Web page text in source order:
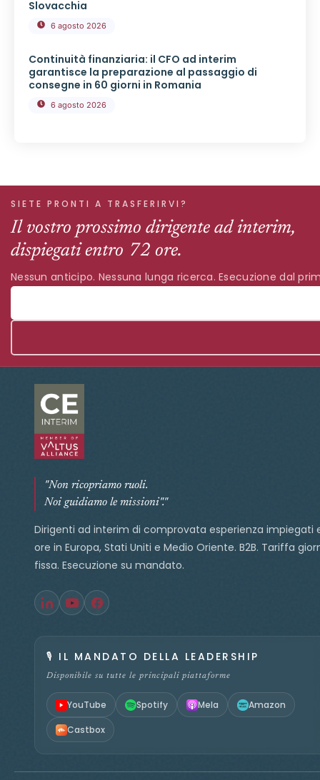
Slovacchia
6 agosto 2026
Continuità finanziaria: il CFO ad interim
garantisce la preparazione al passaggio di
consegne in 60 giorni in Romania
6 agosto 2026
SIETE PRONTI A TRASFERIRVI?
Il vostro prossimo dirigente ad interim,
dispiegati entro 72 ore.
Nessun anticipo. Nessuna lunga ricerca. Esecuzione dal
"Non ricopriamo ruoli.
Noi guidiamo le missioni"."
Dirigenti ad interim di comprovata esperienza impiegati
ore in Europa, Stati Uniti e Medio Oriente. B2B. Tariffa
fissa. Esecuzione su mandato.
🎙️ IL MANDATO DELLA LEADERSHIP
Disponibile su tutte le principali piattaforme
YouTube Spotify Mela Amazon
Castbox